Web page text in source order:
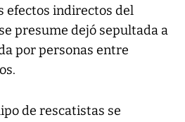
efectos indirectos del
presume dejó sepultada a
por personas entre
de rescatistas se